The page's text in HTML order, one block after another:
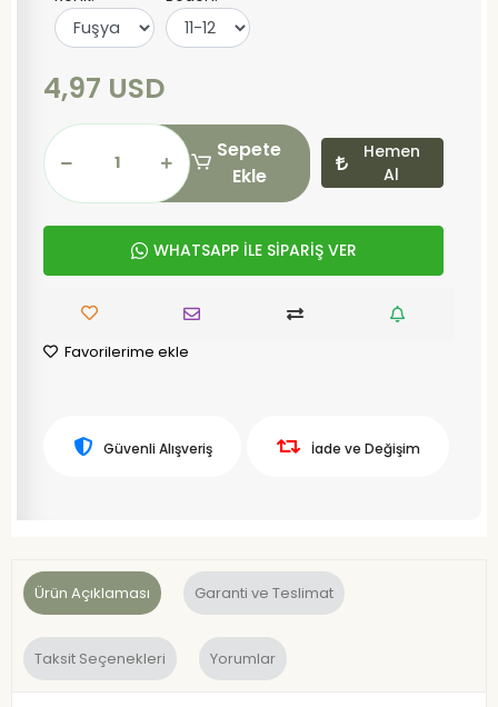
4,97 USD
Sepete
Ekle
Hemen
Al
WHATSAPP İLE SİPARİŞ VER
Favorilerime ekle
Güvenli Alışveriş İade ve Değişim
Ürün Açıklaması Garanti ve Teslimat
Taksit Seçenekleri Yorumlar